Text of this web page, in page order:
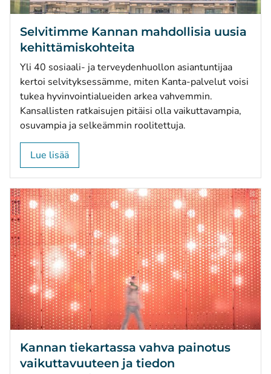
Selvitimme Kannan mahdollisia uusia
kehittämiskohteita
Yli 40 sosiaali- ja terveydenhuollon asiantuntijaa
kertoi selvityksessämme, miten Kanta-palvelut voisi
tukea hyvinvointialueiden arkea vahvemmin.
Kansallisten ratkaisujen pitäisi olla vaikuttavampia,
osuvampia ja selkeämmin roolitettuja.
Lue lisää
Kannan tiekartassa vahva painotus
vaikuttavuuteen ja tiedon